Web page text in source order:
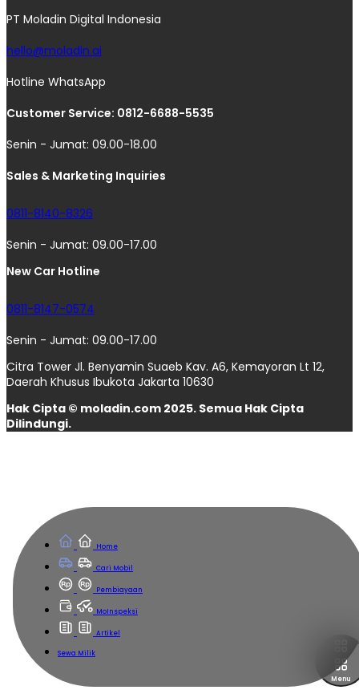
Home
Cari Mobil
Pembiayaan
MoInspeksi
Artikel
Sewa Milik
PT Moladin Digital Indonesia
hello@moladin.ai
Hotline WhatsApp
Customer Service: 0812-6688-5535
Senin - Jumat: 09.00-18.00
Sales & Marketing Inquiries
0811-8140-8326
Senin - Jumat: 09.00-17.00
New Car Hotline
0811-8147-0574
Senin - Jumat: 09.00-17.00
Citra Tower Jl. Benyamin Suaeb Kav. A6, Kemayoran Lt 12,
Daerah Khusus Ibukota Jakarta 10630
Hak Cipta © moladin.com 2025. Semua Hak Cipta
Dilindungi.